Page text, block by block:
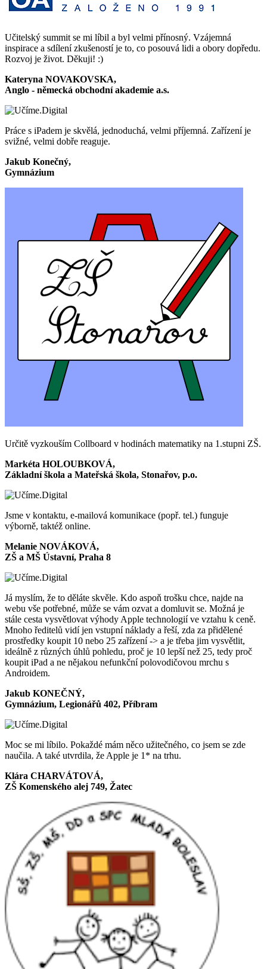
Učitelský summit se mi líbil a byl velmi přínosný. Vzájemná
inspirace a sdílení zkušeností je to, co posouvá lidi a obory dopředu.
Rozvoj je život. Děkuji! :)
Kateryna NOVAKOVSKA,
Anglo - německá obchodní akademie a.s.
Práce s iPadem je skvělá, jednoduchá, velmi příjemná. Zařízení je
svižné, velmi dobře reaguje.
Jakub Konečný,
Gymnázium
Určitě vyzkouším Collboard v hodinách matematiky na 1.stupni ZŠ.
Markéta HOLOUBKOVÁ,
Základní škola a Mateřská škola, Stonařov, p.o.
Jsme v kontaktu, e-mailová komunikace (popř. tel.) funguje
výborně, taktéž online.
Melanie NOVÁKOVÁ,
ZŠ a MŠ Ústavní, Praha 8
Já myslím, že to děláte skvěle. Kdo aspoň trošku chce, najde na
webu vše potřebné, může se vám ozvat a domluvit se. Možná je
stále cesta vysvětlovat výhody Apple technologií ve vztahu k ceně.
Mnoho ředitelů vidí jen vstupní náklady a řeší, zda za přidělené
prostředky koupit 10 nebo 25 zařízení -> a je třeba jim vysvětlit,
ideálně z různých úhlů pohledu, proč je 10 lepší než 25, tedy proč
koupit iPad a ne nějakou nefunkční polovodičovou mrchu s
Androidem.
Jakub KONEČNÝ,
Gymnázium, Legionářů 402, Příbram
Moc se mi líbilo. Pokaždé mám něco užitečného, co jsem se zde
naučila. A také utvrdila, že Apple je 1* na trhu.
Klára CHARVÁTOVÁ,
ZŠ Komenského alej 749, Žatec